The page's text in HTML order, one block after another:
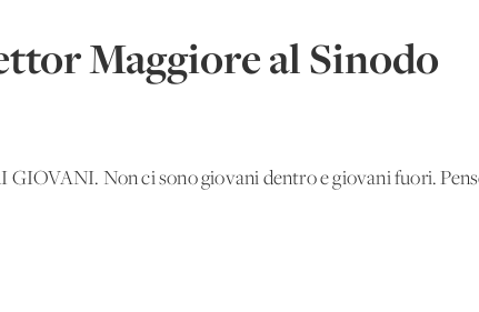
Maggiore al Sinodo
Non ci sono giovani dentro e giovani fuori.